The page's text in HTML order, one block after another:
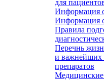
для
Информация
Информация
Правила
Перечнь
и важнейших
препаратов